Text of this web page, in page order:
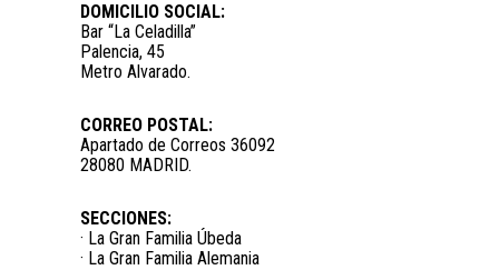
DOMICILIO SOCIAL:
Bar “La Celadilla”
Palencia, 45
Metro Alvarado.
CORREO POSTAL:
Apartado de Correos 36092
28080 MADRID.
SECCIONES:
· La Gran Familia Úbeda
· La Gran Familia Alemania